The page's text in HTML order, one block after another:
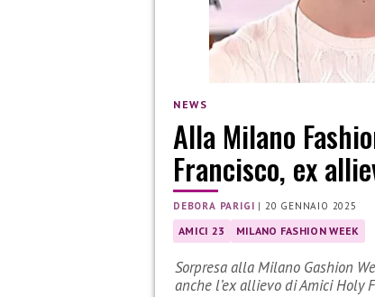
NEWS
Alla Milano
Francisco, ex
DEBORA PARIGI | 20 GENNAIO 2025
AMICI 23 MILANO FASHION WEEK
Sorpresa alla Milano Gashion
anche l’ex allievo di Amici Holy